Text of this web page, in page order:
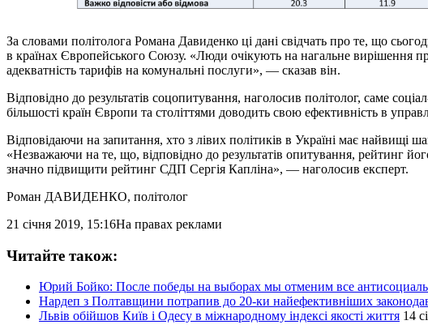
За словами політолога Романа Давиденко ці дані свідчать про те, що
в країнах Європейського Союзу. «Люди очікують на нагальне вирішення
адекватність тарифів на комунальні послуги», — сказав він.
Відповідно до результатів соцопитування, наголосив політолог, саме
більшості країн Європи та століттями доводить свою ефективність в
Відповідаючи на запитання, хто з лівих політиків в Україні має найвищі
«Незважаючи на те, що, відповідно до результатів опитування, рейтинг
значно підвищити рейтинг СДП Сергія Капліна», — наголосив експерт.
Роман ДАВИДЕНКО, політолог
21 січня 2019, 15:16На правах реклами
Читайте також:
Юрий Бойко: После победы на выборах мы отменим все
Нардеп з Полтавщини потрапив до 20-ки найефективніших
Львів обійшов Київ і Одесу в міжнародному індексі якості життя 14